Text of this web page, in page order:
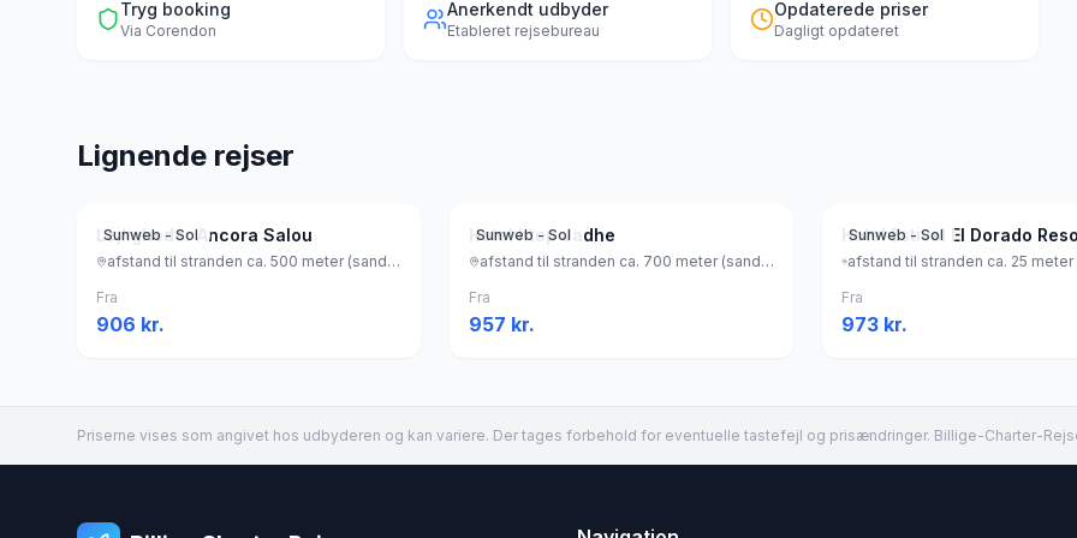
Tryg booking
Via Corendon
Anerkendt udbyder
Etableret rejsebureau
Opdaterede priser
Dagligt opdateret
Lignende rejser
Sunweb - Sol
Lejligheder Ancora Salou
afstand til stranden ca. 500 meter (sandstrand), Spanien
Fra
906 kr.
Sunweb - Sol
Hotel htop Jadhe
afstand til stranden ca. 700 meter (sandstrand), Spanien
Fra
957 kr.
Sunweb - Sol
Fra
973 kr.
Priserne vises som angivet hos udbyderen og kan variere. Der tages forbehold for eventuelle tastefejl og prisændringer. Billige-Charter-